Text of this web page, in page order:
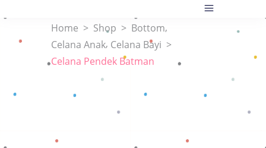
Home > Shop > Bottom,
Celana Anak, Celana Bayi >
Celana Pendek Batman